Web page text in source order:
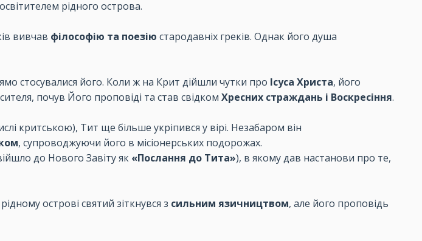
рідного острова.
вивчав філософію та поезію стародавніх греків. Однак його душа
стосувалися його. Коли ж на Крит дійшли чутки про Ісуса Христа, його
почув Його проповіді та став свідком Хресних страждань і Воскресіння.
критською), Тит ще більше укріпився у вірі. Незабаром він
, супроводжуючи його в місіонерських подорожах.
до Нового Завіту як «Послання до Тита»), в якому дав настанови про те,
острові святий зіткнувся з сильним язичництвом, але його проповідь